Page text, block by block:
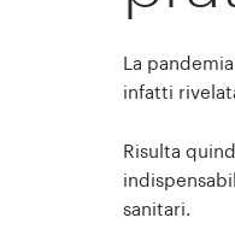
La
infatti
Risulta
sanitari.